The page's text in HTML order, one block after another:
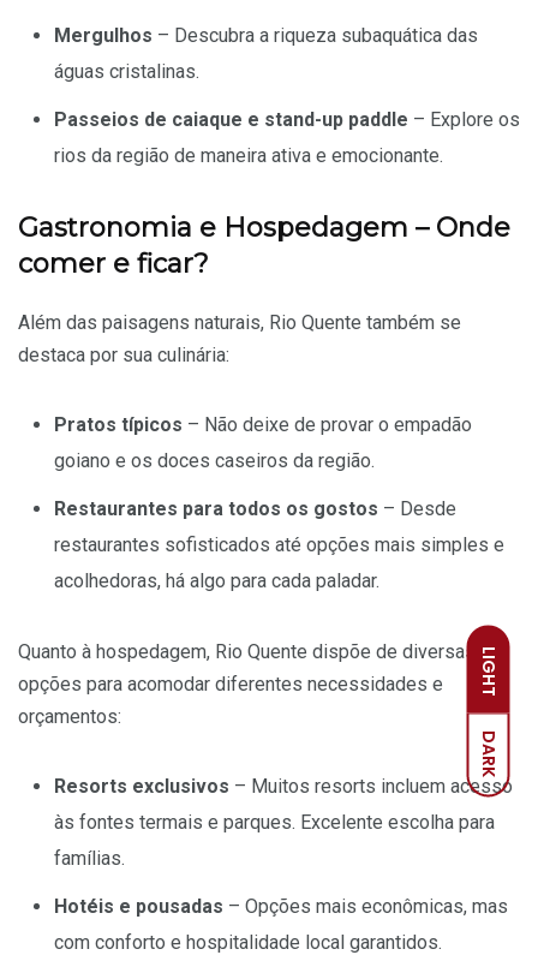
LIGHT
DARK
Mergulhos – Descubra a riqueza subaquática das
águas cristalinas.
Passeios de caiaque e stand-up paddle – Explore os
rios da região de maneira ativa e emocionante.
Gastronomia e Hospedagem – Onde
comer e ficar?
Além das paisagens naturais, Rio Quente também se
destaca por sua culinária:
Pratos típicos – Não deixe de provar o empadão
goiano e os doces caseiros da região.
Restaurantes para todos os gostos – Desde
restaurantes sofisticados até opções mais simples e
acolhedoras, há algo para cada paladar.
Quanto à hospedagem, Rio Quente dispõe de diversas
opções para acomodar diferentes necessidades e
orçamentos:
Resorts exclusivos – Muitos resorts incluem acesso
às fontes termais e parques. Excelente escolha para
famílias.
Hotéis e pousadas – Opções mais econômicas, mas
com conforto e hospitalidade local garantidos.